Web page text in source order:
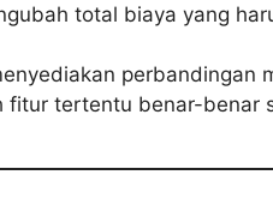
total biaya yang
perbandingan
fitur tertentu benar-benar